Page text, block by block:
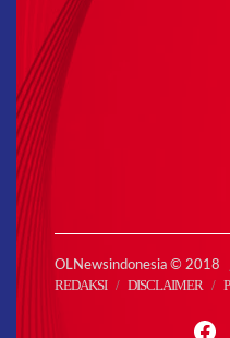
OLNewsindonesia © 2018
REDAKSI
DISCLAIMER